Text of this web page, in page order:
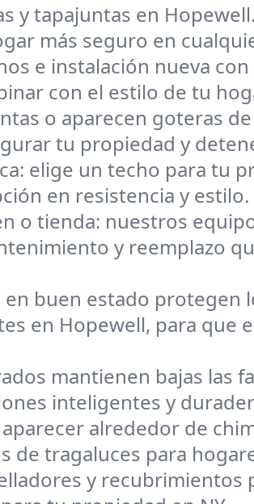
y tapajuntas en
más seguro en
e instalación nueva
con el estilo de tu
o aparecen goteras
tu propiedad y
elige un techo para tu
en resistencia y estilo.
o tienda: nuestros
y reemplazo
en buen estado protegen
en Hopewell, para que
mantienen bajas las
inteligentes y
alrededor de
de tragaluces para
y